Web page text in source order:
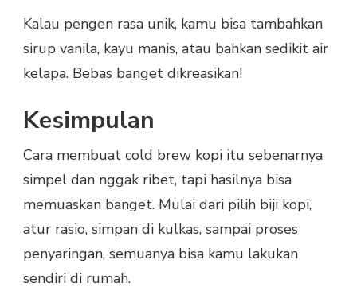
Kalau pengen rasa unik, kamu bisa tambahkan
sirup vanila, kayu manis, atau bahkan sedikit air
kelapa. Bebas banget dikreasikan!
Kesimpulan
Cara membuat cold brew kopi itu sebenarnya
simpel dan nggak ribet, tapi hasilnya bisa
memuaskan banget. Mulai dari pilih biji kopi,
atur rasio, simpan di kulkas, sampai proses
penyaringan, semuanya bisa kamu lakukan
sendiri di rumah.